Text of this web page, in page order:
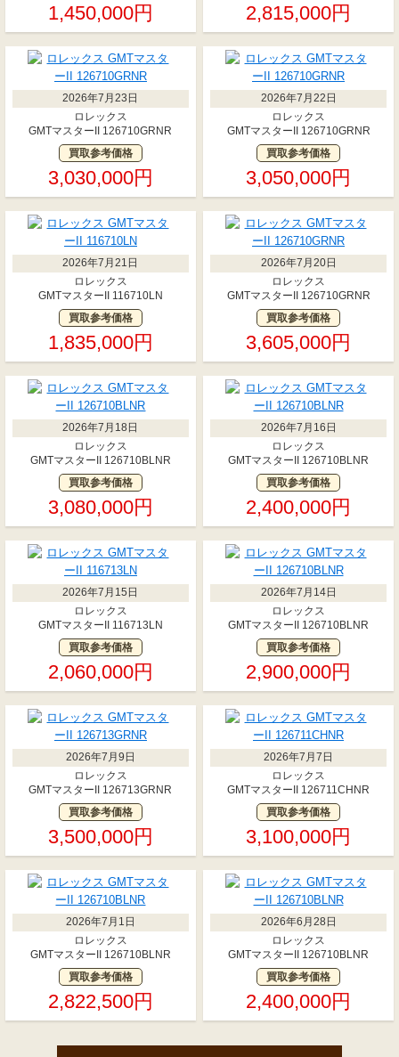
1,450,000円 2,815,000円
2026年7月23日
ロレックス
GMTマスターII 126710GRNR
買取参考価格
3,030,000円
2026年7月22日
ロレックス
GMTマスターII 126710GRNR
買取参考価格
3,050,000円
2026年7月21日
ロレックス
GMTマスターII 116710LN
買取参考価格
1,835,000円
2026年7月20日
ロレックス
GMTマスターII 126710GRNR
買取参考価格
3,605,000円
2026年7月18日
ロレックス
GMTマスターII 126710BLNR
買取参考価格
3,080,000円
2026年7月16日
ロレックス
GMTマスターII 126710BLNR
買取参考価格
2,400,000円
2026年7月15日
ロレックス
GMTマスターII 116713LN
買取参考価格
2,060,000円
2026年7月14日
ロレックス
GMTマスターII 126710BLNR
買取参考価格
2,900,000円
2026年7月9日
ロレックス
GMTマスターII 126713GRNR
買取参考価格
3,500,000円
2026年7月7日
ロレックス
GMTマスターII 126711CHNR
買取参考価格
3,100,000円
2026年7月1日
ロレックス
GMTマスターII 126710BLNR
買取参考価格
2,822,500円
2026年6月28日
ロレックス
GMTマスターII 126710BLNR
買取参考価格
2,400,000円